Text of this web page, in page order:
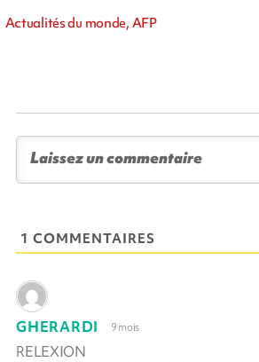
Actualités du monde, AFP
1 COMMENTAIRES
GHERARDI 9 mois
RELEXION